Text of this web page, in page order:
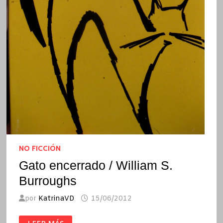
NO FICCIÓN
Gato encerrado / William S.
Burroughs
por KatrinaVD 15/06/2012
GATO